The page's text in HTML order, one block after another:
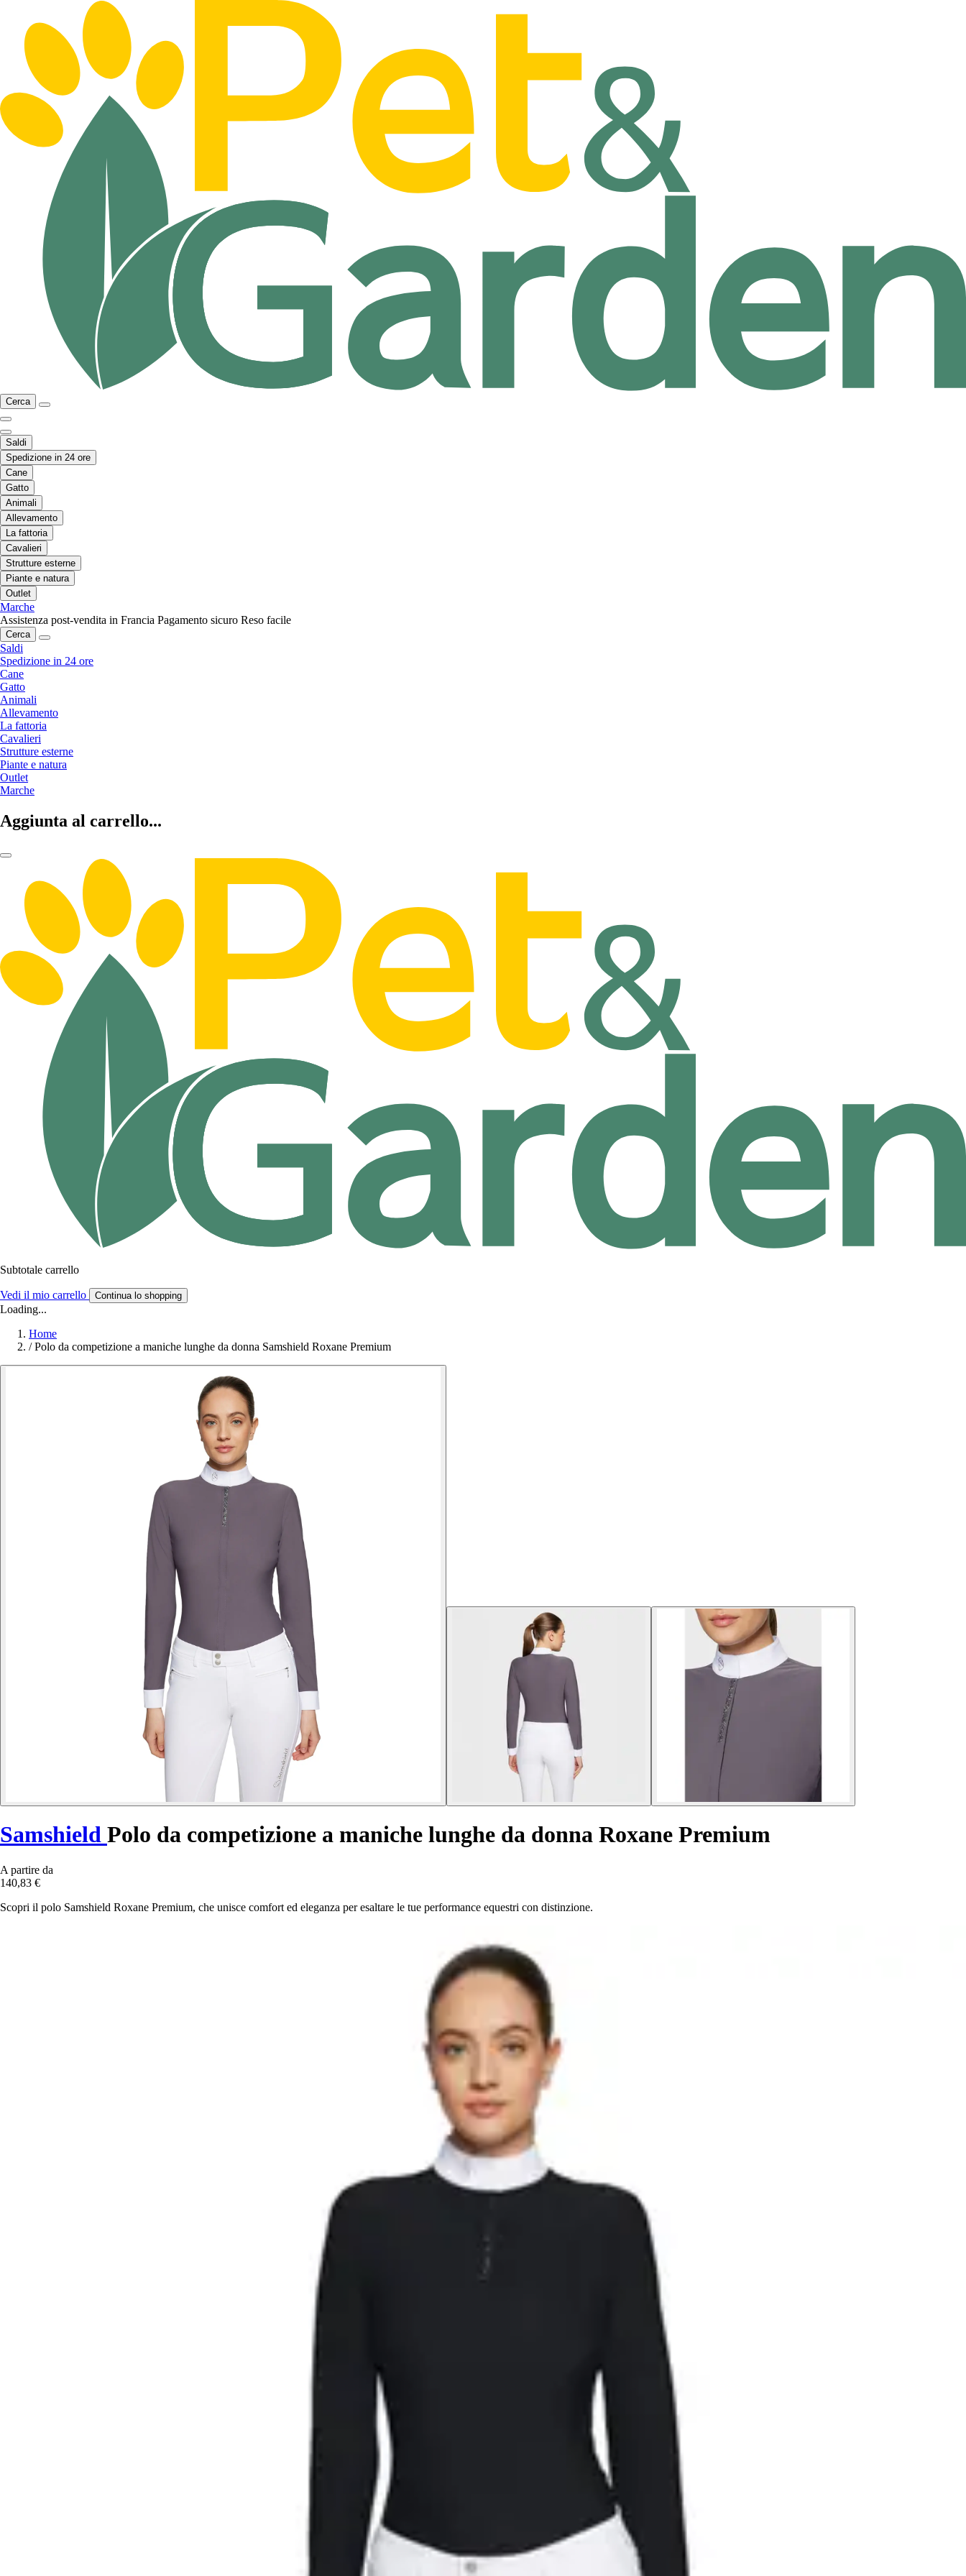
Cerca
Saldi
Spedizione in 24 ore
Cane
Gatto
Animali
Allevamento
La fattoria
Cavalieri
Strutture esterne
Piante e natura
Outlet
Marche
Assistenza post-vendita in Francia Pagamento sicuro Reso facile
Cerca
Saldi
Spedizione in 24 ore
Cane
Gatto
Animali
Allevamento
La fattoria
Cavalieri
Strutture esterne
Piante e natura
Outlet
Marche
Aggiunta al carrello...
Subtotale carrello
Vedi il mio carrello Continua lo shopping
Loading...
Home
/ Polo da competizione a maniche lunghe da donna Samshield Roxane Premium
Samshield Polo da competizione a maniche lunghe da donna Roxane Premium
A partire da
140,83 €
Scopri il polo Samshield Roxane Premium, che unisce comfort ed eleganza per esaltare le tue performance equestri con distinzione.